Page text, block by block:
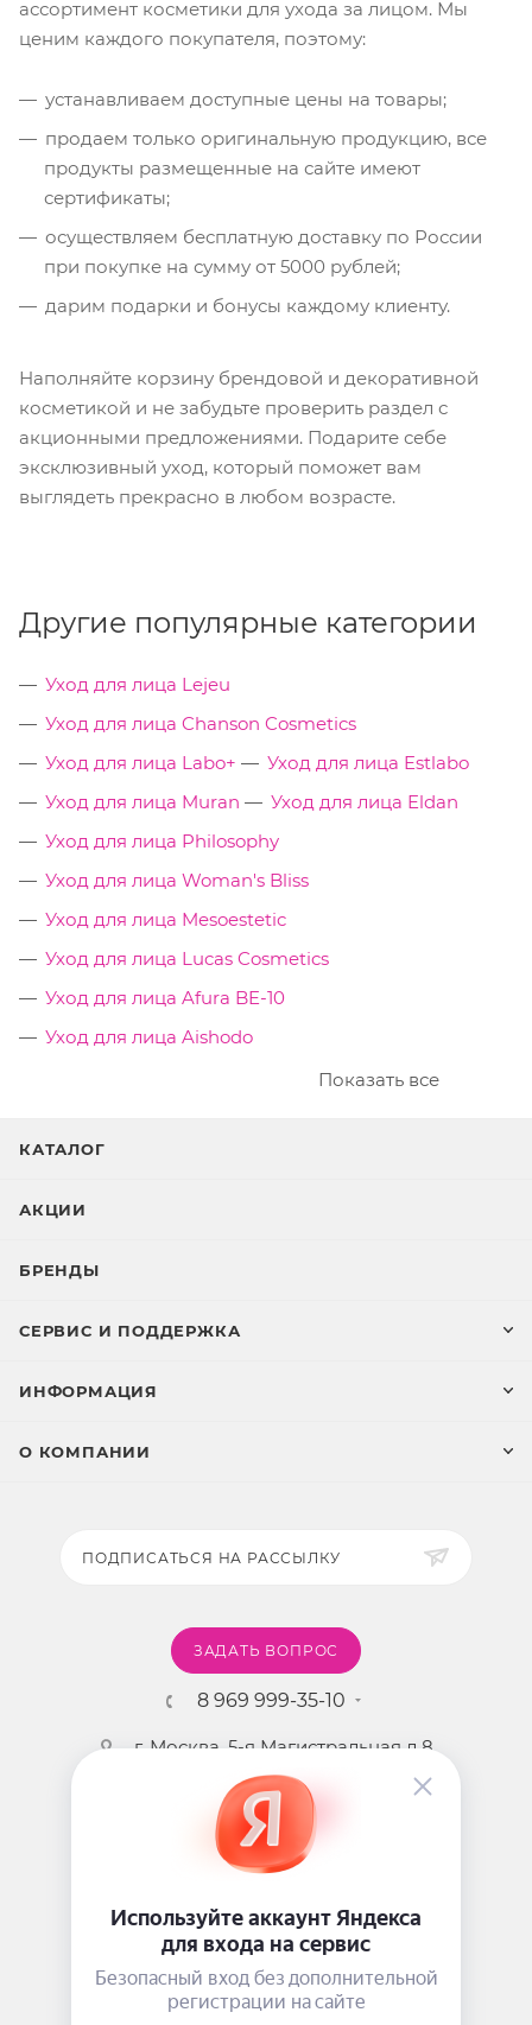
ассортимент косметики для ухода за лицом. Мы
ценим каждого покупателя, поэтому:
устанавливаем доступные цены на товары;
продаем только оригинальную продукцию, все
продукты размещенные на сайте имеют
сертификаты;
осуществляем бесплатную доставку по России
при покупке на сумму от 5000 рублей;
дарим подарки и бонусы каждому клиенту.
Наполняйте корзину брендовой и декоративной
косметикой и не забудьте проверить раздел с
акционными предложениями. Подарите себе
эксклюзивный уход, который поможет вам
выглядеть прекрасно в любом возрасте.
Другие популярные категории
Уход для лица Lejeu
Уход для лица Chanson Cosmetics
Уход для лица Labo+
Уход для лица Estlabo
Уход для лица Muran
Уход для лица Eldan
Уход для лица Philosophy
Уход для лица Woman's Bliss
Уход для лица Mesoestetic
Уход для лица Lucas Cosmetics
Уход для лица Afura BE-10
Уход для лица Aishodo
Показать все
КАТАЛОГ
АКЦИИ
БРЕНДЫ
СЕРВИС И ПОДДЕРЖКА
ИНФОРМАЦИЯ
О КОМПАНИИ
ПОДПИСАТЬСЯ НА РАССЫЛКУ
ЗАДАТЬ ВОПРОС
8 969 999-35-10
г. Москва, 5-я Магистральная д.8
2009 - 2026 ©Pink-Girl.ru